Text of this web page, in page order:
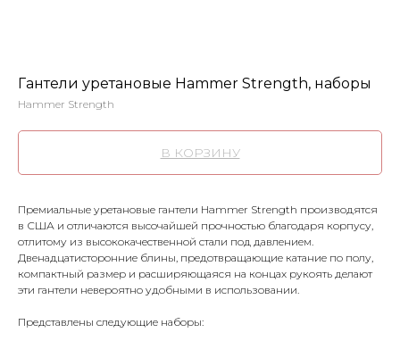
Гантели уретановые Hammer Strength, наборы
Hammer Strength
В КОРЗИНУ
Премиальные уретановые гантели Hammer Strength производятся
в США и отличаются высочайшей прочностью благодаря корпусу,
отлитому из высококачественной стали под давлением.
Двенадцатисторонние блины, предотвращающие катание по полу,
компактный размер и расширяющаяся на концах рукоять делают
эти гантели невероятно удобными в использовании.
Представлены следующие наборы: